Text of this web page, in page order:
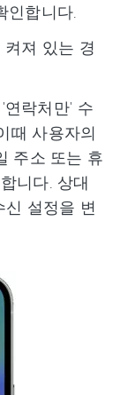
인합니다.
져 있는 경
락처만' 수
때 사용자의
주소 또는 휴
니다. 상대
신 설정을 변